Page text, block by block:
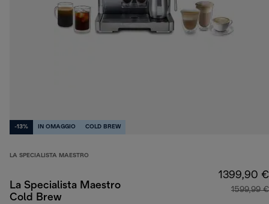
-13% IN OMAGGIO COLD BREW
LA SPECIALISTA MAESTRO
La Specialista Maestro
Cold Brew
1399,90 €
1599,99 €